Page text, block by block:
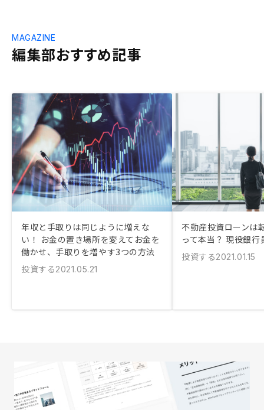
編集部おすすめ記事
MAGAZINE
年収と手取りは同じように増えな
い！ お金の置き場所を変えてお金を
働かせ、手取りを増やす3つの方法
投資する2021.05.21
不動産投資ローンは
って本当？ 現役銀
投資する2021.01.15